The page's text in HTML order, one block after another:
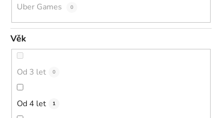
Uber Games 0
Věk
Od 3 let 0
Od 4 let 1